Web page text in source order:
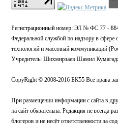
Регистрационный номер: ЭЛ № ФС 77 -
Федеральной службой по надзору в
технологий и массовый коммуникаций
Учредитель: Шихмирзаев Шамил
CopyRight © 2008-2016 БК55 Все права
При размещении информации с сайта в
на сайт обязательна. Редакция не всегда
блогеров и не несёт ответственности за